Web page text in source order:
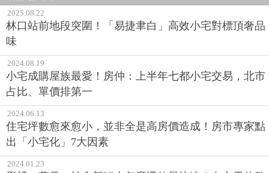
2025.08.22
林口站前地段突圍！「易捷聿白」高效小宅對標頂奢品
味
2024.08.19
小宅成購屋族最愛！房仲：上半年七都小宅交易，北市
占比、單價排第一
2024.06.13
住宅坪數愈來愈小，並非全是高房價造成！房市專家點
出「小宅化」7大因素
2024.01.23